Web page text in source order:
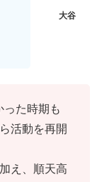
った時期も
活動を再開
え、順天高